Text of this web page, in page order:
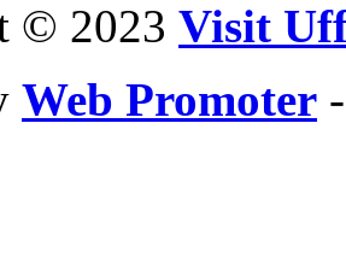
© 2023 Visit
Web Promoter